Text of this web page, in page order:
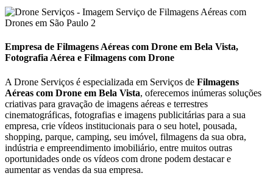
Empresa de Filmagens Aéreas com Drone em Bela Vista,
Fotografia Aérea e Filmagens com Drone
A Drone Serviços é especializada em Serviços de Filmagens
Aéreas com Drone em Bela Vista, oferecemos inúmeras soluções
criativas para gravação de imagens aéreas e terrestres
cinematográficas, fotografias e imagens publicitárias para a sua
empresa, crie vídeos institucionais para o seu hotel, pousada,
shopping, parque, camping, seu imóvel, filmagens da sua obra,
indústria e empreendimento imobiliário, entre muitos outras
oportunidades onde os vídeos com drone podem destacar e
aumentar as vendas da sua empresa.